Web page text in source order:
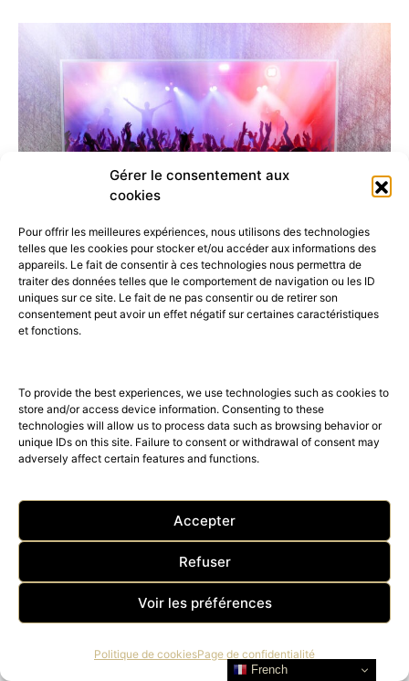
Gérer le consentement aux
cookies
Pour offrir les meilleures expériences, nous utilisons des technologies
telles que les cookies pour stocker et/ou accéder aux informations des
appareils. Le fait de consentir à ces technologies nous permettra de
traiter des données telles que le comportement de navigation ou les ID
uniques sur ce site. Le fait de ne pas consentir ou de retirer son
consentement peut avoir un effet négatif sur certaines caractéristiques
et fonctions.
To provide the best experiences, we use technologies such as cookies to
store and/or access device information. Consenting to these
technologies will allow us to process data such as browsing behavior or
unique IDs on this site. Failure to consent or withdrawal of consent may
adversely affect certain features and functions.
Accepter
Refuser
Voir les préférences
Politique de cookiesPage de confidentialité
Cabasse étend sa gamme
Luxury Audio sans fil et dévoile
sa nouvelle collection
« Classique Connecté » au Paris
Audio Vidéo Show 2022
le marché de l'acoustique Haute-Fidélité, ne cesse
French